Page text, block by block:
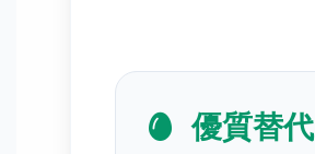
優質替代